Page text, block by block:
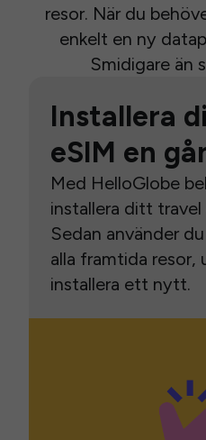
resor. När du
enkelt en ny
Smidigare än
Installera
eSIM en
Med HelloGlobe
installera ditt travel
Sedan använder
alla framtida resor,
installera ett nytt.